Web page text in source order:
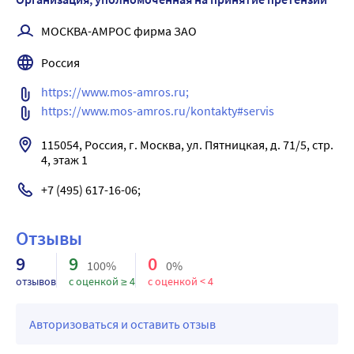
компрессионной манжете, мм. рт. ст. 40-250
Пределы допускаемой абсолютной погрешности при
измерении давления воздуха в манжете, мм. рт. ст. +/- 3
Скорость снижения давления воздуха в манжете, мм. рт.
ст. 1-5
механического тонометра МТ-20 предназначена для
измерения артериального давления у взрослых.
Манжета фиксируется на плече при помощи
подсоединения манометра и нагнетателя-груши. Камера
вложена в нейлоновую манжету.
МОСКВА-АМРОС фирма ЗАО
Россия
https://www.mos-amros.ru;
https://www.mos-amros.ru/kontakty#servis
115054, Россия, г. Москва, ул. Пятницкая, д. 71/5, стр.
4, этаж 1
+7 (495) 617-16-06;
Отзывы
9
отзывов
9 100%
с оценкой ≥ 4
0 0%
с оценкой < 4
Авторизоваться и оставить отзыв